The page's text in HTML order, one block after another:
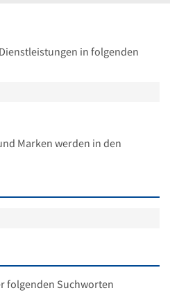
in folgenden
Marken werden in den
folgenden Suchworten